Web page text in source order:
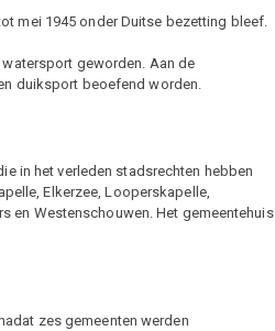
mei 1945 onder Duitse bezetting bleef.
geworden. Aan de
duiksport beoefend worden.
in het verleden stadsrechten hebben
Elkerzee, Looperskapelle,
en Westenschouwen. Het gemeentehuis
zes gemeenten werden